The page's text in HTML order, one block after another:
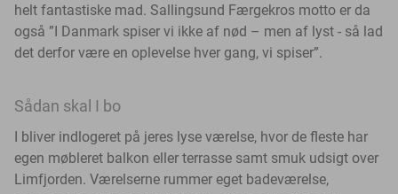
helt fantastiske mad. Sallingsund Færgekros motto er da
også ”I Danmark spiser vi ikke af nød – men af lyst - så lad
det derfor være en oplevelse hver gang, vi spiser”.
Sådan skal I bo
I bliver indlogeret på jeres lyse værelse, hvor de fleste har
egen møbleret balkon eller terrasse samt smuk udsigt over
Limfjorden. Værelserne rummer eget badeværelse,